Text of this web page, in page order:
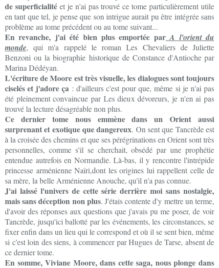
de superficialitéet je n'ai pas trouvé ce tome particulièrement utile
en tant que tel, je pense que son intrigue aurait pu être intégrée sans
problème au tome précédent ou au tome suivant...
En revanche, j'ai été bien plus emportée parA l'orient du
monde, qui m'a rappelé le roman Les Chevaliers de Juliette
Benzoni ou la biographie historique de Constance d'Antioche par
Marina Dédéyan.
L'écriture de Moore est très visuelle, les dialogues sont toujours
ciselés et j'adore ça : d'ailleurs c'est pour que, même si je n'ai pas
été pleinement convaincue par Les dieux dévoreurs, je n'en ai pas
trouvé la lecture désagréable non plus.
Ce dernier tome nous emmène dans un Orient aussi
surprenant et exotique que dangereux. On sent que Tancrède est
à la croisée des chemins et que ses pérégrinations en Orient sont très
personnelles, comme s'il se cherchait, obsédé par une prophétie
entendue autrefois en Normandie. Là-bas, il y rencontre l'intrépide
princesse arménienne Naïri,dont les origines lui rappellent celle de
sa mère, la belle Arménienne Anouche, qu'il n'a pas connue.
J'ai laissé l'univers de cette série derrière moi sans nostalgie,
mais sans déception non plus. J'étais contente d'y mettre un terme,
d'avoir des réponses aux questions que j'avais pu me poser, de voir
Tancrède, jusqu'ici ballotté par les événements, les circonstances, se
fixer enfin dans un lieu qui le correspond et où il se sent bien, même
si c'est loin des siens, à commencer par Hugues de Tarse, absent de
ce dernier tome.
En somme, Viviane Moore, dans cette saga, nous plonge dans